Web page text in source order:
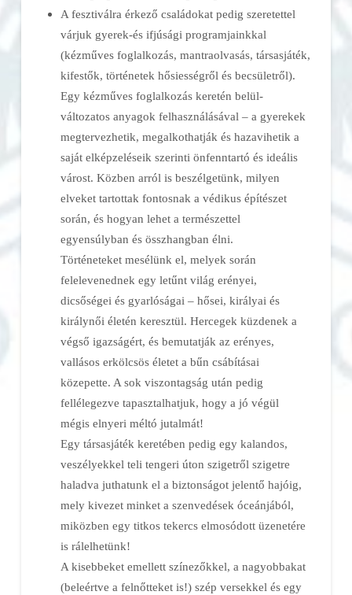
A fesztiválra érkező családokat pedig szeretettel
várjuk gyerek-és ifjúsági programjainkkal
(kézműves foglalkozás, mantraolvasás, társasjáték,
kifestők, történetek hősiességről és becsületről).
Egy kézműves foglalkozás keretén belül-
változatos anyagok felhasználásával – a gyerekek
megtervezhetik, megalkothatják és hazavihetik a
saját elképzeléseik szerinti önfenntartó és ideális
várost. Közben arról is beszélgetünk, milyen
elveket tartottak fontosnak a védikus építészet
során, és hogyan lehet a természettel
egyensúlyban és összhangban élni.
Történeteket mesélünk el, melyek során
felelevenednek egy letűnt világ erényei,
dicsőségei és gyarlóságai – hősei, királyai és
királynői életén keresztül. Hercegek küzdenek a
végső igazságért, és bemutatják az erényes,
vallásos erkölcsös életet a bűn csábításai
közepette. A sok viszontagság után pedig
fellélegezve tapasztalhatjuk, hogy a jó végül
mégis elnyeri méltó jutalmát!
Egy társasjáték keretében pedig egy kalandos,
veszélyekkel teli tengeri úton szigetről szigetre
haladva juthatunk el a biztonságot jelentő hajóig,
mely kivezet minket a szenvedések óceánjából,
miközben egy titkos tekercs elmosódott üzenetére
is rálelhetünk!
A kisebbeket emellett színezőkkel, a nagyobbakat
(beleértve a felnőtteket is!) szép versekkel és egy